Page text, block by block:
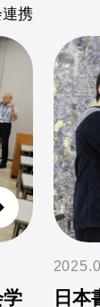
携
日本